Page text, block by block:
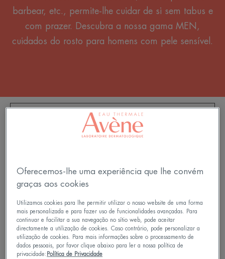
barbear, etc., permite-lhe cuidar de si sem tabus e
com prazer. Descubra a nossa gama MEN,
cuidados do rosto para homens com pele sensível.
FILTRAR PRODUTOS
Espuma
de
MEN
Antirrugas
Oferecemos-lhe uma experiência que lhe convém
graças aos cookies
Utilizamos cookies para lhe permitir utilizar o nosso website de uma forma
mais personalizada e para fazer uso de funcionalidades avançadas. Para
continuar e facilitar a sua navegação no sítio web, pode aceitar
directamente a utilização de cookies. Caso contrário, pode personalizar a
utilização de cookies. Para mais informações sobre o processamento de
dados pessoais, por favor clique abaixo para ler a nossa política de
privacidade: Política de Privacidade